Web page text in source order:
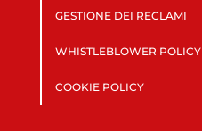
GESTIONE DEI RECLAMI
WHISTLEBLOWER POLICY
COOKIE POLICY